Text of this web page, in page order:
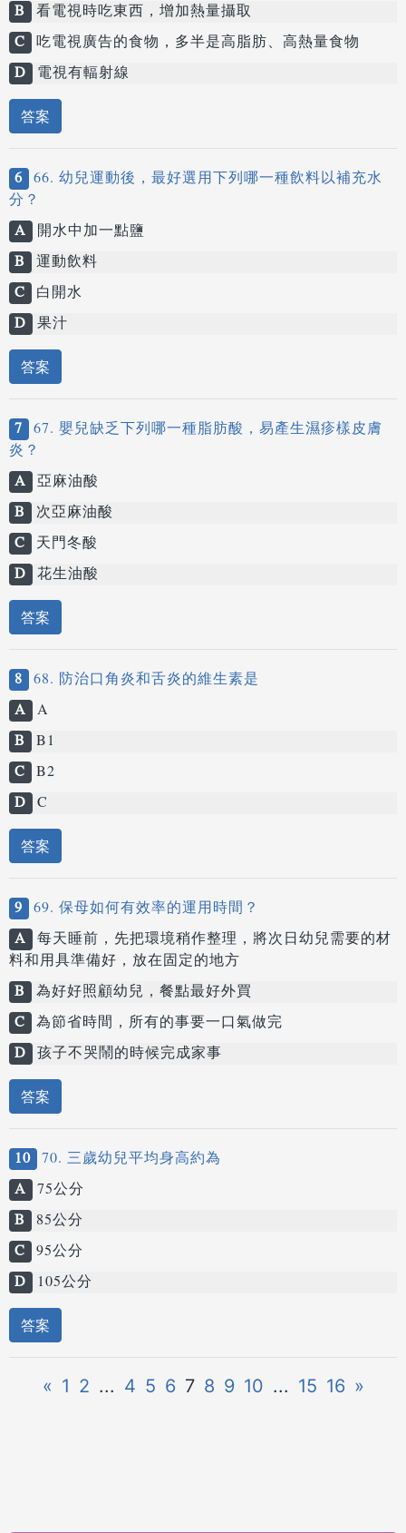
B 看電視時吃東西，增加熱量攝取
C 吃電視廣告的食物，多半是高脂肪、高熱量食物
D 電視有輻射線
答案
6 66. 幼兒運動後，最好選用下列哪一種飲料以補充水
分？
A 開水中加一點鹽
B 運動飲料
C 白開水
D 果汁
答案
7 67. 嬰兒缺乏下列哪一種脂肪酸，易產生濕疹樣皮膚
炎？
A 亞麻油酸
B 次亞麻油酸
C 天門冬酸
D 花生油酸
答案
8 68. 防治口角炎和舌炎的維生素是
A A
B B1
C B2
D C
答案
9 69. 保母如何有效率的運用時間？
A 每天睡前，先把環境稍作整理，將次日幼兒需要的材
料和用具準備好，放在固定的地方
B 為好好照顧幼兒，餐點最好外買
C 為節省時間，所有的事要一口氣做完
D 孩子不哭鬧的時候完成家事
答案
10 70. 三歲幼兒平均身高約為
A 75公分
B
85公分
C 95公分
D
105公分
答案
« 1 2 ... 4 5 6 7 8 9 10 ... 15 16 »